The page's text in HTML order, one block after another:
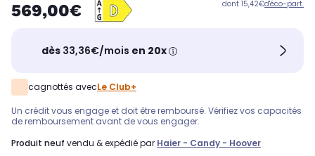
569,00€ dont 15,42€d'éco-part.
dès 33,36€/mois en 20x
cagnottés avecLe Club+
Un crédit vous engage et doit être remboursé. Vérifiez vos capacités
de remboursement avant de vous engager.
produit neuf vendu & expédié par Haier - Candy - Hoover